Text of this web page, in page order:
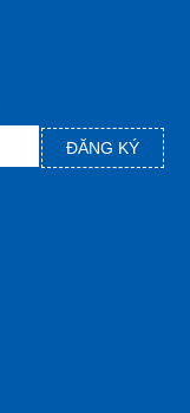
ĐĂNG KÝ